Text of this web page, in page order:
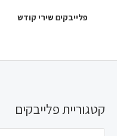
פלייבקים שירי קודש
קטגוריית פלייבקים